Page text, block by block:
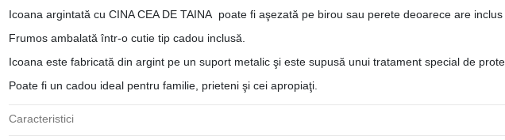
Icoana argintată cu CINA CEA DE TAINA poate fi aşezată pe birou sau perete deoarece are
Frumos ambalată într-o cutie tip cadou inclusă.
Icoana este fabricată din argint pe un suport metalic şi este supusă unui tratament special de
Poate fi un cadou ideal pentru familie, prieteni şi cei apropiaţi.
Caracteristici